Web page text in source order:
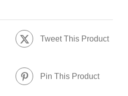
Tweet This Product
Pin This Product